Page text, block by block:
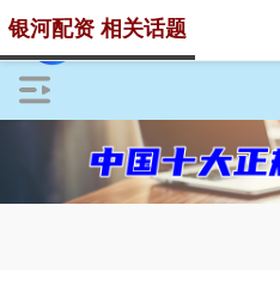
银河配资 相关话题